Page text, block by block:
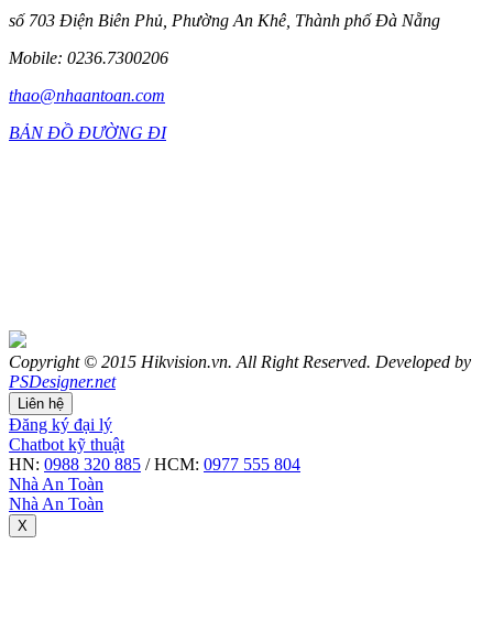
số 703 Điện Biên Phủ, Phường An Khê, Thành phố Đà Nẵng
Mobile: 0236.7300206
thao@nhaantoan.com
BẢN ĐỒ ĐƯỜNG ĐI
Copyright © 2015 Hikvision.vn. All Right Reserved. Developed by
PSDesigner.net
Liên hệ
Đăng ký đại lý
Chatbot kỹ thuật
HN: 0988 320 885 / HCM: 0977 555 804
Nhà An Toàn
Nhà An Toàn
X